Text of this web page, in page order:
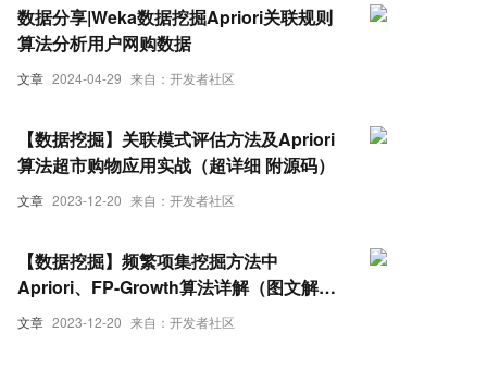
文章 2024-04-29 来自：开发者社区
数据分享|Weka数据挖掘Apriori关联规则
算法分析用户网购数据
文章 2023-12-20 来自：开发者社区
【数据挖掘】关联模式评估方法及Apriori
算法超市购物应用实战（超详细 附源码）
文章 2023-12-20 来自：开发者社区
【数据挖掘】频繁项集挖掘方法中
Apriori、FP-Growth算法详解（图文解释
超详细）